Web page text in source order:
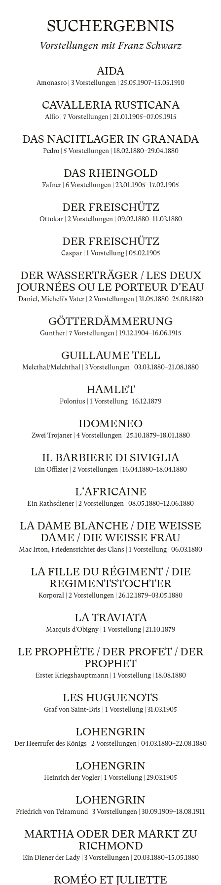
SUCHERGEBNIS
Vorstellungen mit Franz Schwarz
AIDA
Amonasro | 3 Vorstellungen | 25.05.1907–15.05.1910
CAVALLERIA RUSTICANA
Alfio | 7 Vorstellungen | 21.01.1905–07.05.1915
DAS NACHTLAGER IN GRANADA
Pedro | 5 Vorstellungen | 18.02.1880–29.04.1880
DAS RHEINGOLD
Fafner | 6 Vorstellungen | 23.01.1905–17.02.1905
DER FREISCHÜTZ
Ottokar | 2 Vorstellungen | 09.02.1880–11.03.1880
DER FREISCHÜTZ
Caspar | 1 Vorstellung | 05.02.1905
DER WASSERTRÄGER / LES DEUX
JOURNÉES OU LE PORTEUR D'EAU
Daniel, Micheli's Vater | 2 Vorstellungen | 31.05.1880–25.08.1880
GÖTTERDÄMMERUNG
Gunther | 7 Vorstellungen | 19.12.1904–16.06.1915
GUILLAUME TELL
Melcthal/Melchthal | 3 Vorstellungen | 03.03.1880–21.08.1880
HAMLET
Polonius | 1 Vorstellung | 16.12.1879
IDOMENEO
Zwei Trojaner | 4 Vorstellungen | 25.10.1879–18.01.1880
IL BARBIERE DI SIVIGLIA
Ein Offizier | 2 Vorstellungen | 16.04.1880–18.04.1880
L'AFRICAINE
Ein Rathsdiener | 2 Vorstellungen | 08.05.1880–12.06.1880
LA DAME BLANCHE / DIE WEISSE D
AME / DIE WEISSE FRAU
Mac Irton, Friedensrichter des Clans | 1 Vorstellung | 06.03.1880
LA FILLE DU RÉGIMENT / DIE
REGIMENTSTOCHTER
Korporal | 2 Vorstellungen | 26.12.1879–03.05.1880
LA TRAVIATA
Marquis d'Obigny | 1 Vorstellung | 21.10.1879
LE PROPHÈTE / DER PROFET / DER
PROPHET
Erster Kriegshauptmann | 1 Vorstellung | 18.08.1880
LES HUGUENOTS
Graf von Saint-Bris | 1 Vorstellung | 31.03.1905
LOHENGRIN
Der Heerrufer des Königs | 2 Vorstellungen | 04.03.1880–22.08.1880
LOHENGRIN
Heinrich der Vogler | 1 Vorstellung | 29.03.1905
LOHENGRIN
Friedrich von Telramund | 3 Vorstellungen | 30.09.1909–18.08.1911
MARTHA ODER DER MARKT ZU
RICHMOND
Ein Diener der Lady | 3 Vorstellungen | 20.03.1880–15.05.1880
ROMÉO ET JULIETTE